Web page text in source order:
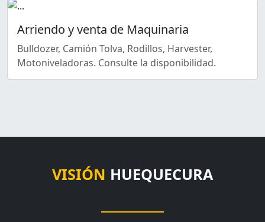
Arriendo y venta de Maquinaria
Bulldozer, Camión Tolva, Rodillos, Harvester,
Motoniveladoras. Consulte la disponibilidad.
VISIÓN HUEQUECURA